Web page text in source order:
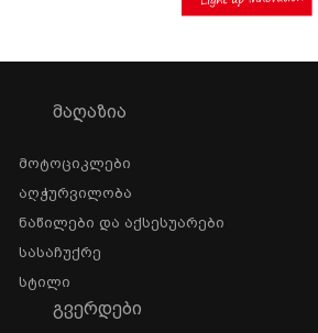
ᲛᲐᲦᲐᲖᲘᲐ
Მოტოციკლები
Აღჭურვილობა
Ნაწილები Და Აქსესუარები
Სასაჩუქრე
Სტილი
ᲒᲕᲔᲠᲓᲔᲑᲘ